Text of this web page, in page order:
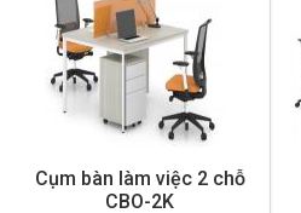
Cụm bàn làm việc 2 chỗ
CBO-2K